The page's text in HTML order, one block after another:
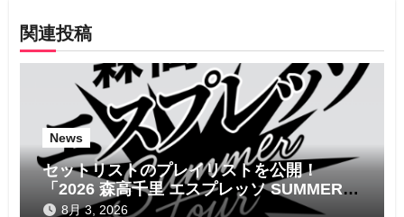
ー
シ
関連投稿
News
セットリストのプレイリストを公開！
「2026 森高千里 エスプレッソ SUMMER
tour」
8月 3, 2026